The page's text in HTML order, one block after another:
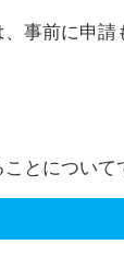
事前に申
とについて